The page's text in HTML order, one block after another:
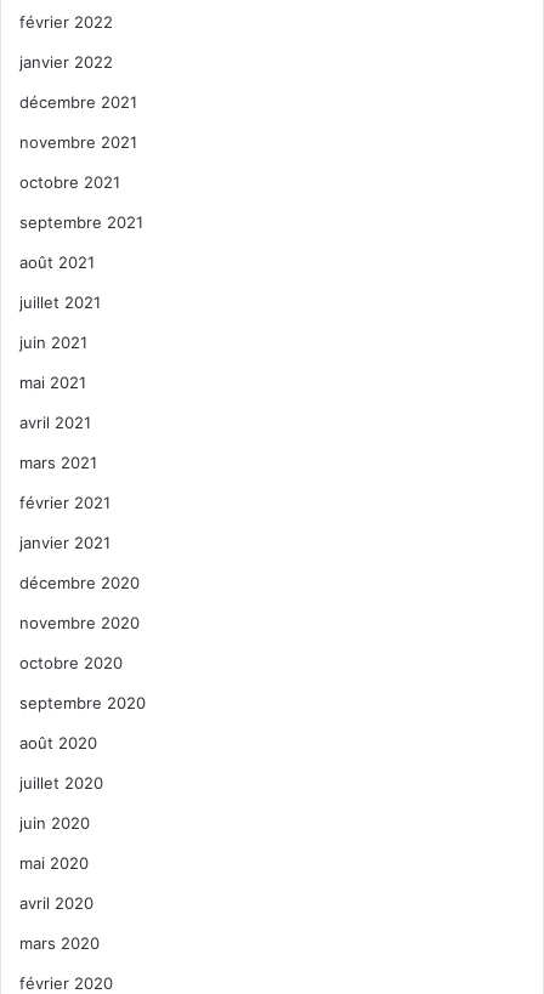
février 2022
janvier 2022
décembre 2021
novembre 2021
octobre 2021
septembre 2021
août 2021
juillet 2021
juin 2021
mai 2021
avril 2021
mars 2021
février 2021
janvier 2021
décembre 2020
novembre 2020
octobre 2020
septembre 2020
août 2020
juillet 2020
juin 2020
mai 2020
avril 2020
mars 2020
février 2020